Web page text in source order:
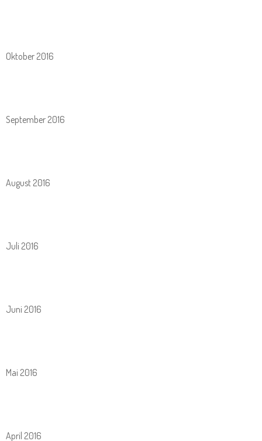
Oktober 2016
September 2016
August 2016
Juli 2016
Juni 2016
Mai 2016
April 2016